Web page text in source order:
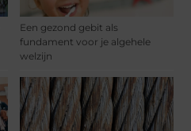
Een gezond gebit als
fundament voor je algehele
welzijn